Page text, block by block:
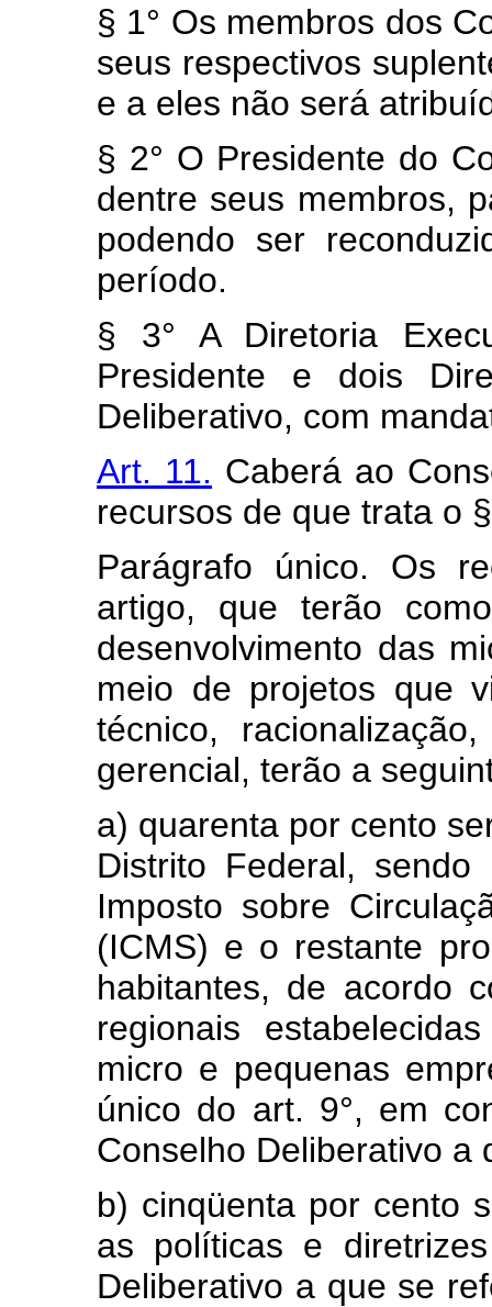
§ 1° Os membros dos
seus respectivos
e a eles não será
§ 2° O Presidente do
dentre seus membros,
podendo ser
período.
§ 3° A Diretoria
Presidente e dois
Deliberativo, com
Art. 11. Caberá ao
recursos de que trata o
Parágrafo único. Os
artigo, que terão
desenvolvimento das
meio de projetos que
técnico,
gerencial, terão a
a) quarenta por cento
Distrito Federal, sendo
Imposto sobre
(ICMS) e o restante
habitantes, de acordo
regionais
micro e pequenas
único do art. 9°, em
Conselho Deliberativo a
b) cinqüenta por cento
as políticas e
Deliberativo a que se